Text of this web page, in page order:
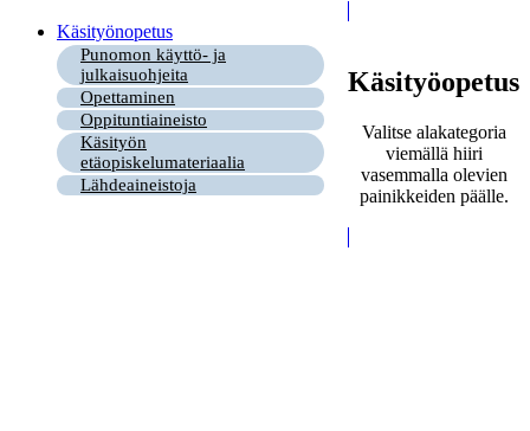
Käsityönopetus
Punomon käyttö- ja
julkaisuohjeita
Opettaminen
Oppituntiaineisto
Käsityön
etäopiskelumateriaalia
Lähdeaineistoja
Käsityöopetus
Valitse alakategoria
viemällä hiiri
vasemmalla olevien
painikkeiden päälle.